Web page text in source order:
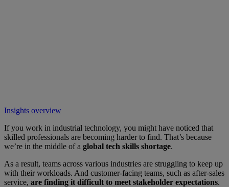
Insights overview
If you work in industrial technology, you might have noticed that
skilled professionals are becoming harder to find. That’s because
we’re in the middle of a global tech skills shortage.
As a result, teams across various industries are struggling to keep up
with their workloads. And customer-facing teams, such as after-sales
service, are finding it difficult to meet stakeholder expectations.